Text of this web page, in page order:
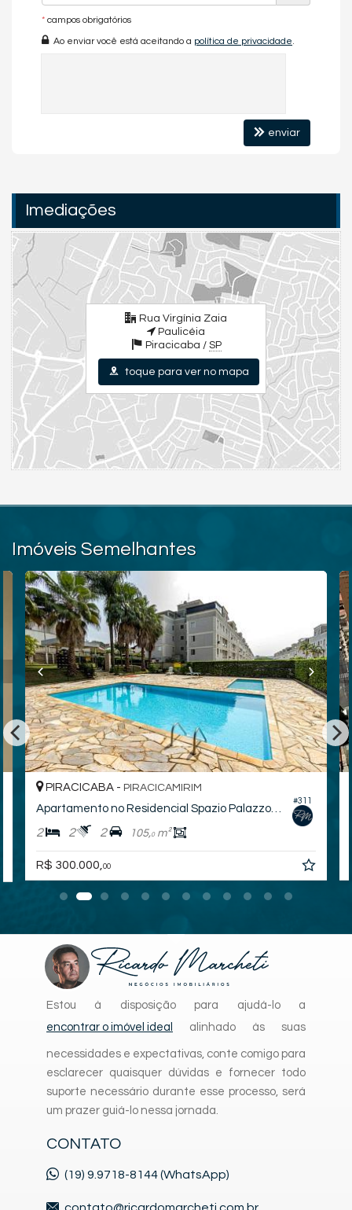
* campos obrigatórios
Ao enviar você está aceitando a política de privacidade
enviar
Imediações
Rua Virgínia Zaia
Paulicéia
Piracicaba / SP
toque para ver no mapa
Imóveis Semelhantes
#311
PIRACICABA - PIRACICAMIRIM
2 2 2 105,0m²
R$ 300.000,00
Estou à disposição para ajudá-lo a
encontrar o imóvel ideal
alinhado às suas
necessidades e expectativas, conte comigo para
esclarecer quaisquer dúvidas e fornecer todo
suporte necessário durante esse processo, será
um prazer guiá-lo nessa jornada.
CONTATO
(19) 9.9718-8144 (WhatsApp)
contato@ricardomarcheti.com.br